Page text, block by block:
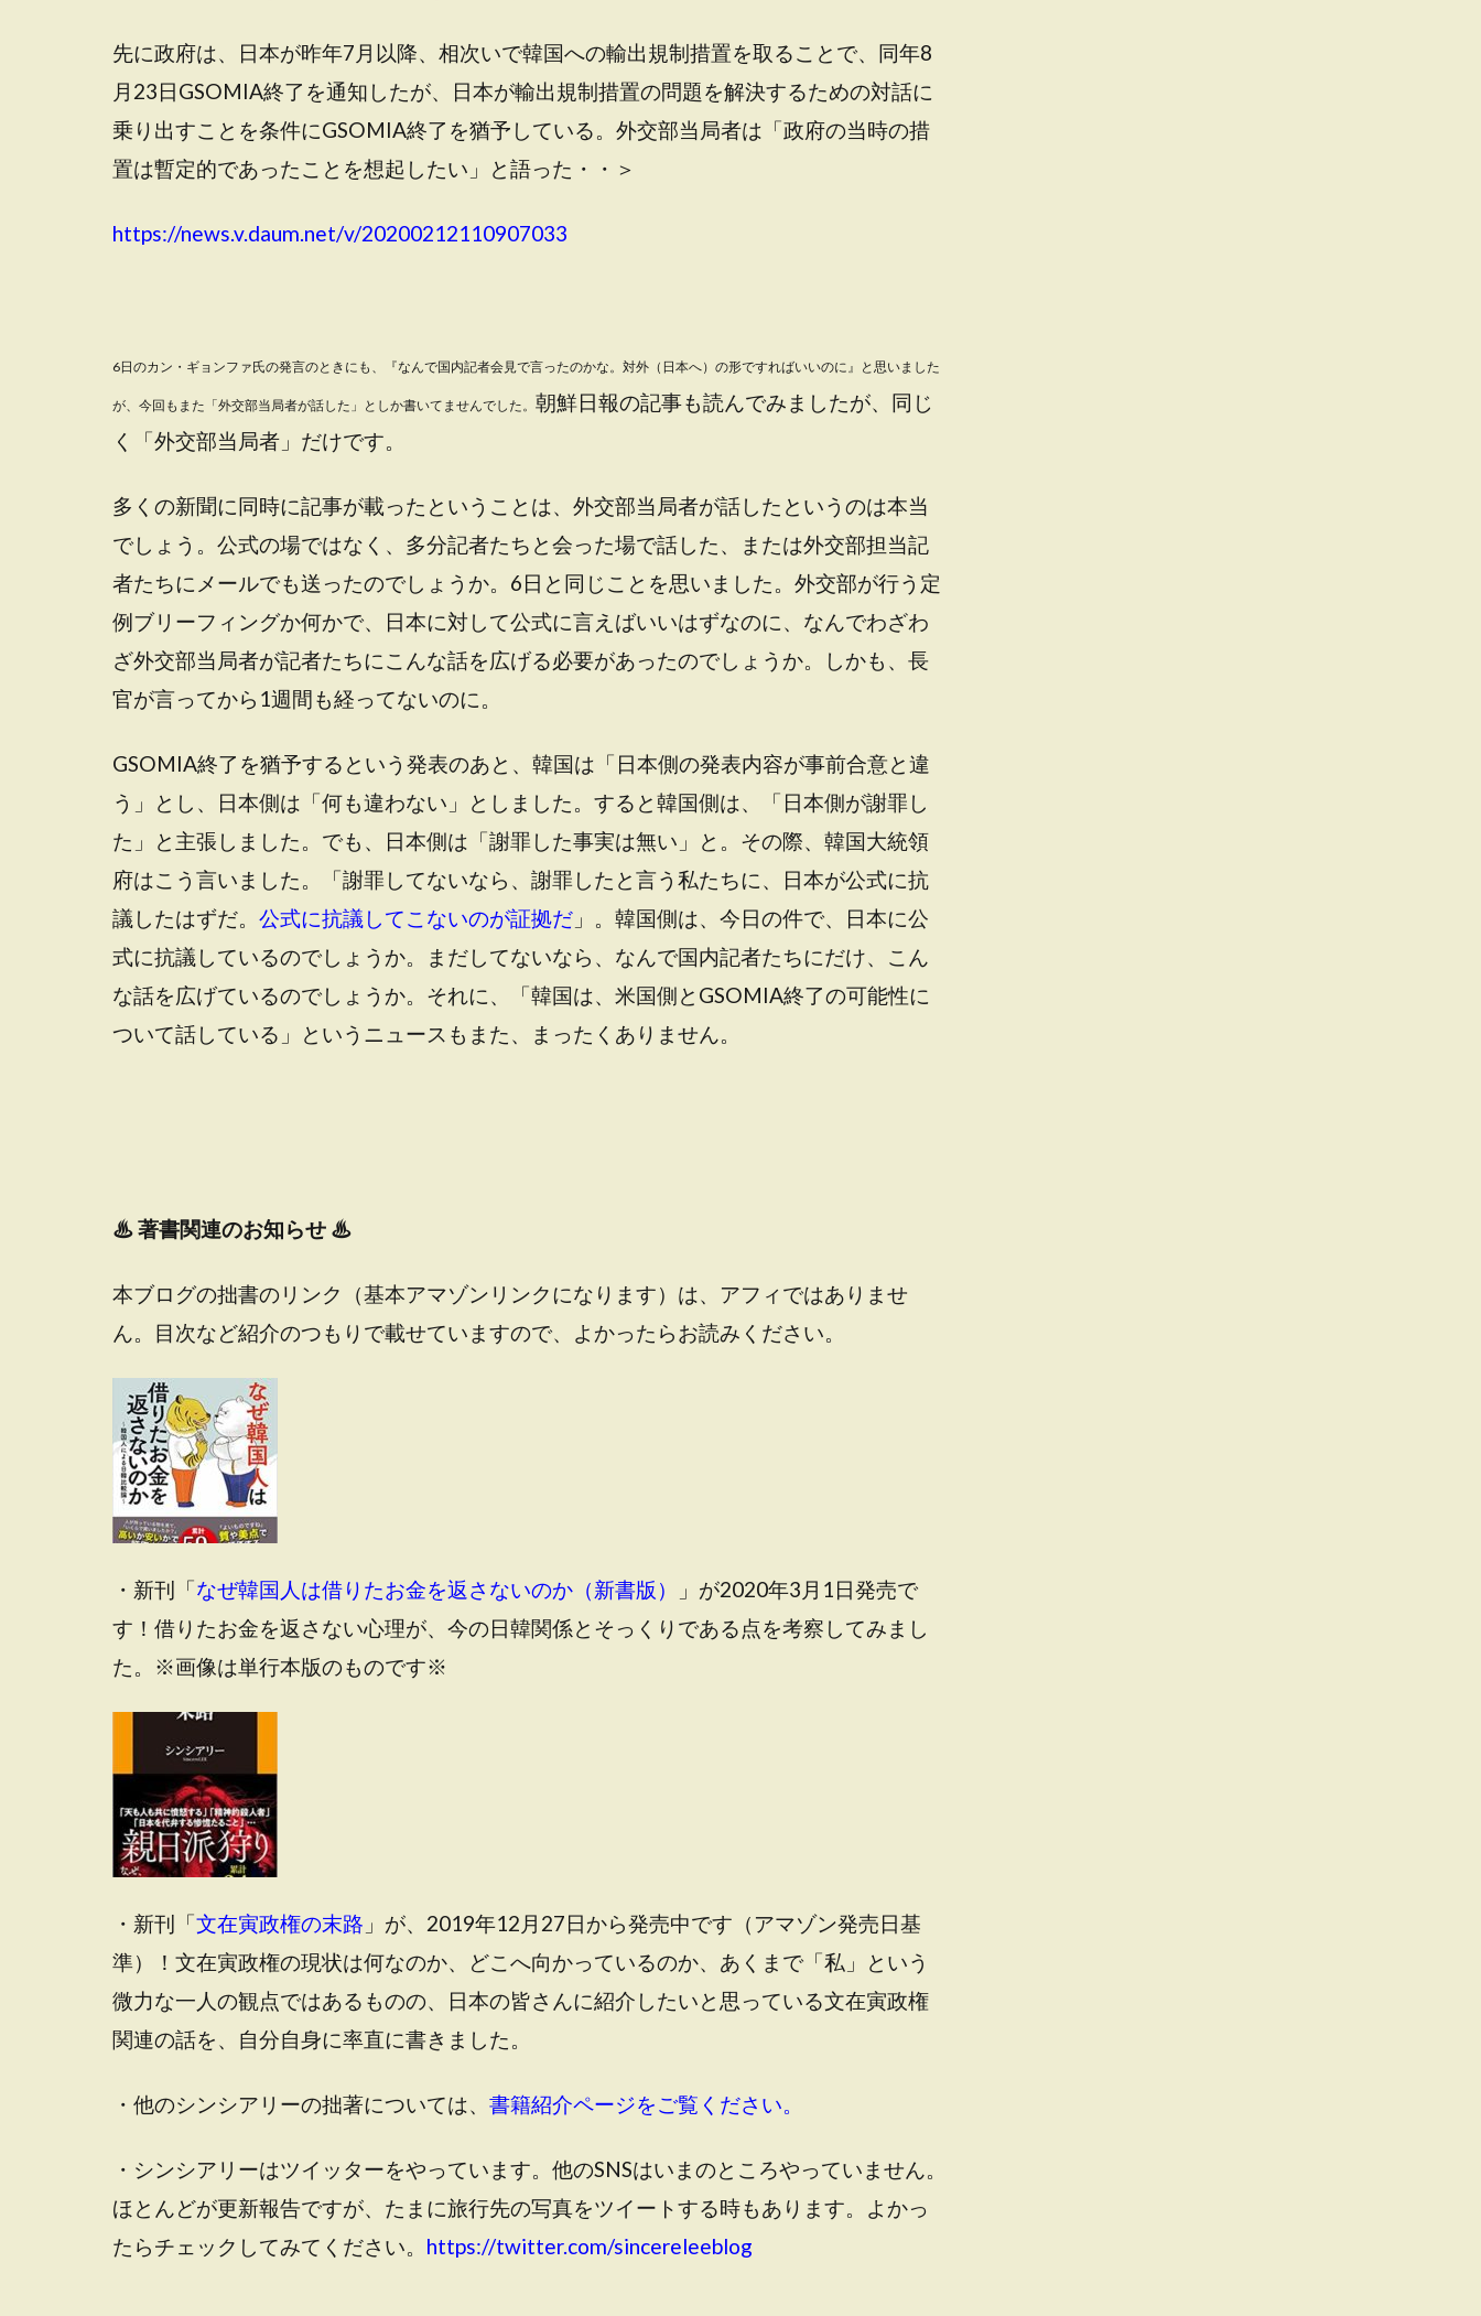
先に政府は、日本が昨年7月以降、相次いで韓国への輸出規制措置を取ることで、同年8
月23日GSOMIA終了を通知したが、日本が輸出規制措置の問題を解決するための対話に
乗り出すことを条件にGSOMIA終了を猶予している。外交部当局者は「政府の当時の措
置は暫定的であったことを想起したい」と語った・・＞
https://news.v.daum.net/v/20200212110907033
6日のカン・ギョンファ氏の発言のときにも、『なんで国内記者会見で言ったのかな。対外（日本へ）の形ですればいいのに』と思いました
が、今回もまた「外交部当局者が話した」としか書いてませんでした。 朝鮮日報の記事も読んでみましたが、同じ
く「外交部当局者」だけです。
多くの新聞に同時に記事が載ったということは、外交部当局者が話したというのは本当
でしょう。公式の場ではなく、多分記者たちと会った場で話した、または外交部担当記
者たちにメールでも送ったのでしょうか。6日と同じことを思いました。外交部が行う定
例ブリーフィングか何かで、日本に対して公式に言えばいいはずなのに、なんでわざわ
ざ外交部当局者が記者たちにこんな話を広げる必要があったのでしょうか。しかも、長
官が言ってから1週間も経ってないのに。
GSOMIA終了を猶予するという発表のあと、韓国は「日本側の発表内容が事前合意と違
う」とし、日本側は「何も違わない」としました。すると韓国側は、「日本側が謝罪し
た」と主張しました。でも、日本側は「謝罪した事実は無い」と。その際、韓国大統領
府はこう言いました。「謝罪してないなら、謝罪したと言う私たちに、日本が公式に抗
議したはずだ。 公式に抗議してこないのが証拠だ 」。韓国側は、今日の件で、日本に公
式に抗議しているのでしょうか。まだしてないなら、なんで国内記者たちにだけ、こん
な話を広げているのでしょうか。それに、「韓国は、米国側とGSOMIA終了の可能性に
ついて話している」というニュースもまた、まったくありません。
♨著書関連のお知らせ ♨
本ブログの拙書のリンク（基本アマゾンリンクになります）は、アフィではありませ
ん。目次など紹介のつもりで載せていますので、よかったらお読みください。
・新刊「なぜ韓国人は借りたお金を返さないのか（新書版）
」が2020年3月1日発売で
す！借りたお金を返さない心理が、今の日韓関係とそっくりである点を考察してみまし
た。※画像は単行本版のものです※
・新刊「文在寅政権の末路 」が、2019年12月27日から発売中です（アマゾン発売日基
準）！文在寅政権の現状は何なのか、どこへ向かっているのか、あくまで「私」という
微力な一人の観点ではあるものの、日本の皆さんに紹介したいと思っている文在寅政権
関連の話を、自分自身に率直に書きました。
・他のシンシアリーの拙著については、 書籍紹介ページをご覧ください。
・シンシアリーはツイッターをやっています。他のSNSはいまのところやっていません。
ほとんどが更新報告ですが、たまに旅行先の写真をツイートする時もあります。よかっ
たらチェックしてみてください。 https://twitter.com/sincereleeblog